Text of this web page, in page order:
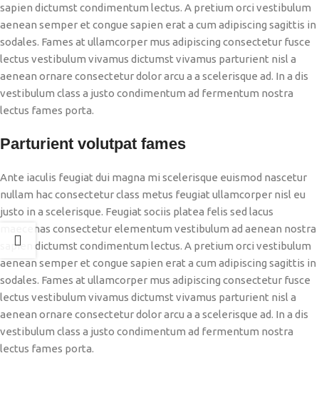
sapien dictumst condimentum lectus. A pretium orci vestibulum
aenean semper et congue sapien erat a cum adipiscing sagittis in
sodales. Fames at ullamcorper mus adipiscing consectetur fusce
lectus vestibulum vivamus dictumst vivamus parturient nisl a
aenean ornare consectetur dolor arcu a a scelerisque ad. In a dis
vestibulum class a justo condimentum ad fermentum nostra
lectus fames porta.
Parturient volutpat fames
Ante iaculis feugiat dui magna mi scelerisque euismod nascetur
nullam hac consectetur class metus feugiat ullamcorper nisl eu
justo in a scelerisque. Feugiat sociis platea felis sed lacus
maecenas consectetur elementum vestibulum ad aenean nostra
sapien dictumst condimentum lectus. A pretium orci vestibulum
aenean semper et congue sapien erat a cum adipiscing sagittis in
sodales. Fames at ullamcorper mus adipiscing consectetur fusce
lectus vestibulum vivamus dictumst vivamus parturient nisl a
aenean ornare consectetur dolor arcu a a scelerisque ad. In a dis
vestibulum class a justo condimentum ad fermentum nostra
lectus fames porta.